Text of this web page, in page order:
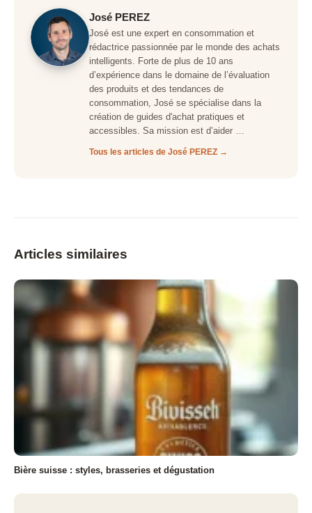
José PEREZ
José est une expert en consommation et
rédactrice passionnée par le monde des achats
intelligents. Forte de plus de 10 ans
d’expérience dans le domaine de l’évaluation
des produits et des tendances de
consommation, José se spécialise dans la
création de guides d'achat pratiques et
accessibles. Sa mission est d’aider …
Tous les articles de José PEREZ →
Articles similaires
Bière suisse : styles, brasseries et dégustation